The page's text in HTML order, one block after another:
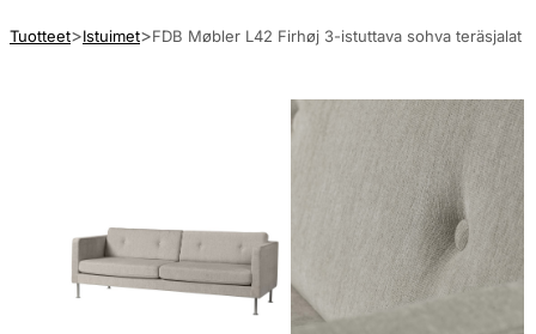
Tuotteet Istuimet FDB Møbler L42 Firhøj 3-istuttava sohva teräsjalat